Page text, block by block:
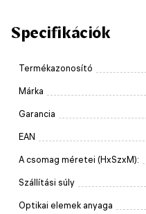
Specifikációk
Termékazonosító
Márka
Garancia
EAN
A csomag méretei (HxSzxM):
Szállítási súly
Optikai elemek anyaga